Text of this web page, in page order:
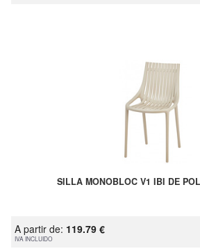
SILLA MONOBLOC V1 IBI DE
A partir de: 119.79 €
IVA INCLUIDO